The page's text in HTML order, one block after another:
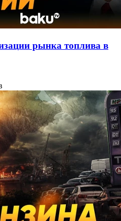
рынка топлива в